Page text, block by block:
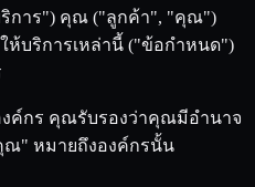
ริการ") คุณ ("ลูกค้า", "คุณ")
บริการเหล่านี้ ("ข้อกำหนด")
ค์กร คุณรับรองว่าคุณมีอำนาจ
ณ" หมายถึงองค์กรนั้น